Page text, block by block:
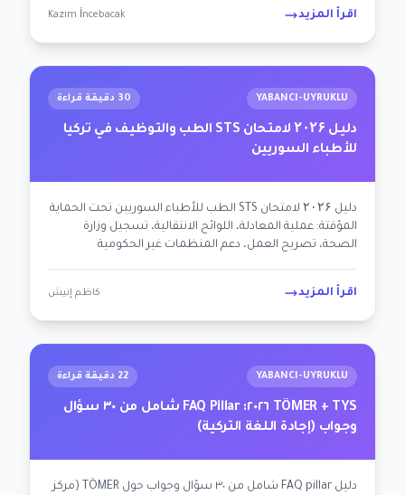
اقرأ المزيد Kazım İncebacak
YABANCI-UYRUKLU 30 دقيقة قراءة
دليل ۲۰۲۶ لامتحان STS الطب والتوظيف في تركيا
للأطباء السوريين
دليل ۲۰۲۶ لامتحان STS الطب للأطباء السوريين تحت الحماية
المؤقتة: عملية المعادلة، اللوائح الانتقالية، تسجيل وزارة
الصحة، تصريح العمل، دعم المنظمات غير الحكومية
بنهج مراعٍ للصدمة + ممكِّن + محايد سياسياً.
اقرأ المزيد
كاظم إنيش
YABANCI-UYRUKLU 22 دقيقة قراءة
TÖMER + TYS ٢٠٢٦: FAQ Pillar شامل من ٣٠ سؤال
وجواب (إجادة اللغة التركية)
دليل FAQ pillar شامل من ٣٠ سؤال وجواب حول TÖMER (مركز